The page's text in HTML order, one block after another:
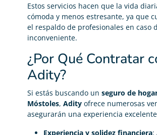
Estos servicios hacen que la vida
cómoda y menos estresante, ya que
el respaldo de profesionales en caso
inconveniente.
¿Por Qué Contratar
Adity?
Si estás buscando un seguro de
Móstoles, Adity ofrece numerosas
asegurarán una experiencia
Experiencia y solidez financiera: